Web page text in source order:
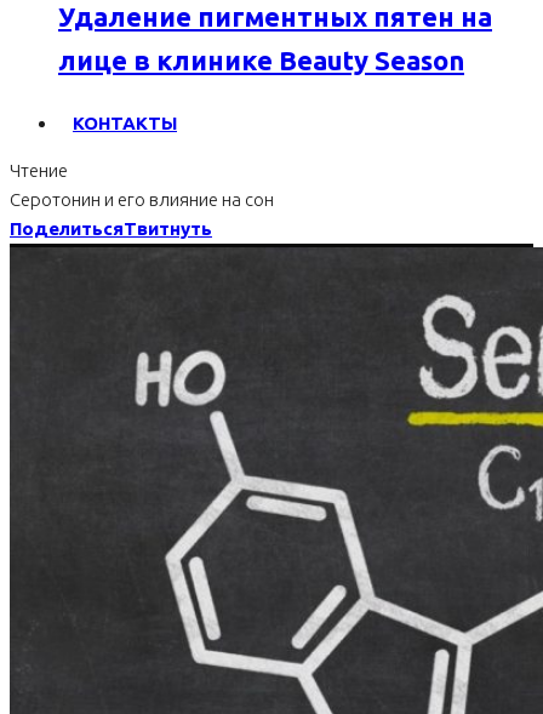
Удаление пигментных пятен на
лице в клинике Beauty Season
КОНТАКТЫ
Чтение
Серотонин и его влияние на сон
ПоделитьсяТвитнуть